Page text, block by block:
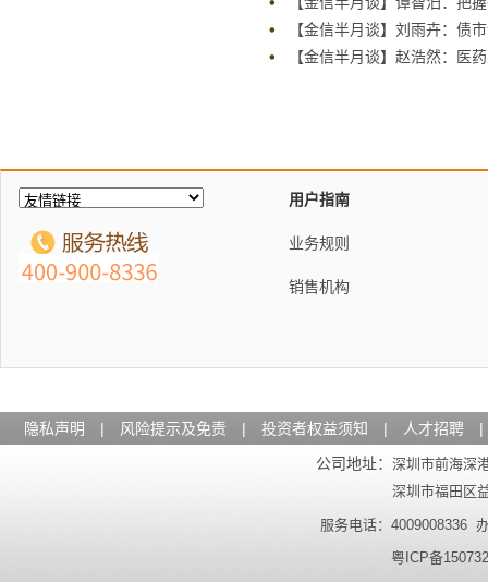
【金信半月谈】刘雨卉：债
【金信半月谈】赵浩然：医
用户指南
业务规则
销售机构
隐私声明 | 风险提示及免责 | 投资者权益须知 | 人才招聘
|
公司地址： 深圳市前海深
深圳市福田区
服务电话：4009008336
粤ICP备